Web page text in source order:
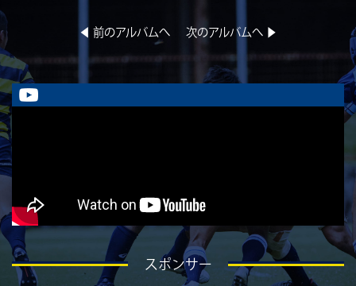
GALLERY
5月3日 筑波大学
2026/04/25
GALLERY
4月26日 亀岡ラグビー祭 同志社大学
2026/04/18
GALLERY
◀︎ 前のアルバムへ 次のアルバムへ ▶︎
スポンサー